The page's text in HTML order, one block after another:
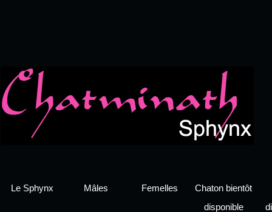
Le Sphynx Mâles Femelles
Chaton bientôt
disponible